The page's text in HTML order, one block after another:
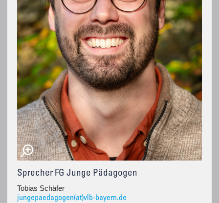
Sprecher FG Junge Pädagogen
Tobias Schäfer
jungepaedagogen(at)vlb-bayern.de